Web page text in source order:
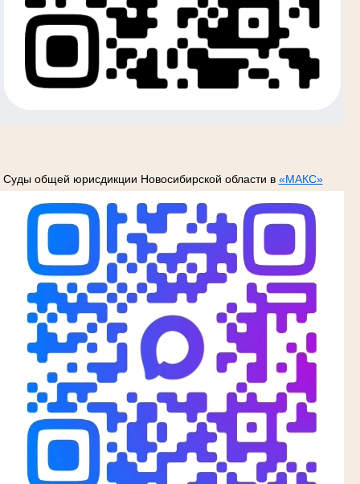
Суды общей юрисдикции Новосибирской области в «МАКС»